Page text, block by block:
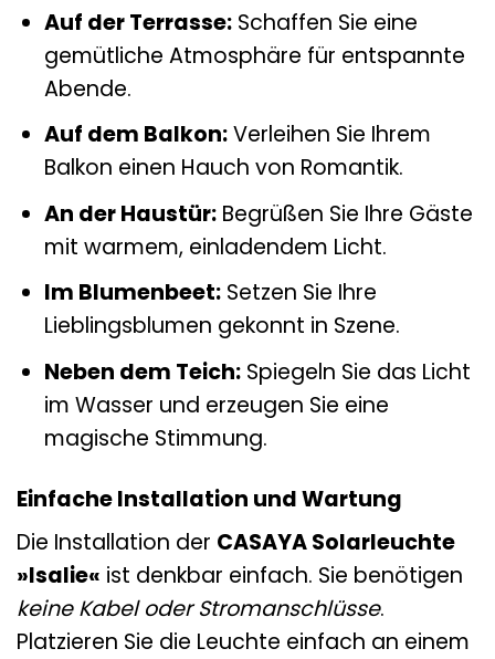
Auf der Terrasse:Schaffen Sie eine
gemütliche Atmosphäre für entspannte
Abende.
Auf dem Balkon:Verleihen Sie Ihrem
Balkon einen Hauch von Romantik.
An der Haustür:Begrüßen Sie Ihre Gäste
mit warmem, einladendem Licht.
Im Blumenbeet:Setzen Sie Ihre
Lieblingsblumen gekonnt in Szene.
Neben dem Teich:Spiegeln Sie das Licht
im Wasser und erzeugen Sie eine
magische Stimmung.
Einfache Installation und Wartung
Die Installation der CASAYA Solarleuchte
»Isalie« ist denkbar einfach. Sie benötigen
keine Kabel oder Stromanschlüsse.
Platzieren Sie die Leuchte einfach an einem